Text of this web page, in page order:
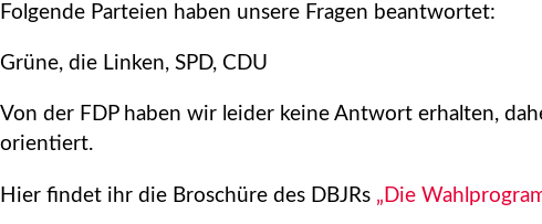
Folgende Parteien haben unsere Fragen beantwortet:
Grüne, die Linken, SPD, CDU
Von der FDP haben wir leider keine Antwort erhalten,
orientiert.
Hier findet ihr die Broschüre des DBJRs „Die